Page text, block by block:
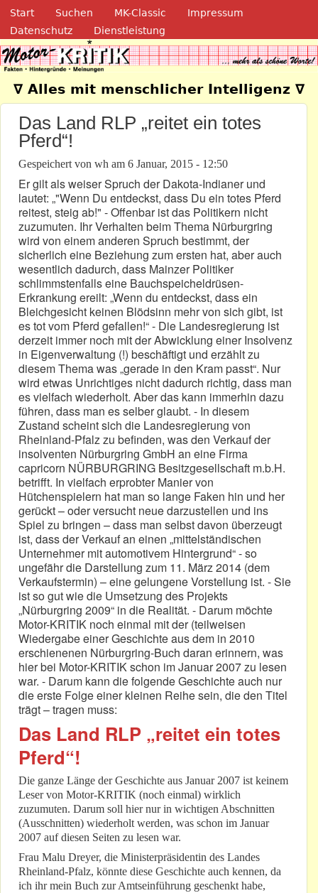
Direkt zum Inhalt
Navigation
Start Suchen MK-Classic
Impressum
Datenschutz
Dienstleistung
Motor-Kritik.de
∇ Alles mit menschlicher Intelligenz ∇
Das Land RLP „reitet ein totes
Pferd“!
Gespeichert von wh am 6 Januar, 2015 - 12:50
Er gilt als weiser Spruch der Dakota-Indianer und
lautet: „"Wenn Du entdeckst, dass Du ein totes Pferd
reitest, steig ab!" - Offenbar ist das Politikern nicht
zuzumuten. Ihr Verhalten beim Thema Nürburgring
wird von einem anderen Spruch bestimmt, der
sicherlich eine Beziehung zum ersten hat, aber auch
wesentlich dadurch, dass Mainzer Politiker
schlimmstenfalls eine Bauchspeicheldrüsen-
Erkrankung ereilt: „Wenn du entdeckst, dass ein
Bleichgesicht keinen Blödsinn mehr von sich gibt, ist
es tot vom Pferd gefallen!“ - Die Landesregierung ist
derzeit immer noch mit der Abwicklung einer Insolvenz
in Eigenverwaltung (!) beschäftigt und erzählt zu
diesem Thema was „gerade in den Kram passt“. Nur
wird etwas Unrichtiges nicht dadurch richtig, dass man
es vielfach wiederholt. Aber das kann immerhin dazu
führen, dass man es selber glaubt. - In diesem
Zustand scheint sich die Landesregierung von
Rheinland-Pfalz zu befinden, was den Verkauf der
insolventen Nürburgring GmbH an eine Firma
capricorn NÜRBURGRING Besitzgesellschaft m.b.H.
betrifft. In vielfach erprobter Manier von
Hütchenspielern hat man so lange Faken hin und her
gerückt – oder versucht neue darzustellen und ins
Spiel zu bringen – dass man selbst davon überzeugt
ist, dass der Verkauf an einen „mittelständischen
Unternehmer mit automotivem Hintergrund“ - so
ungefähr die Darstellung zum 11. März 2014 (dem
Verkaufstermin) – eine gelungene Vorstellung ist. - Sie
ist so gut wie die Umsetzung des Projekts
„Nürburgring 2009“ in die Realität. - Darum möchte
Motor-KRITIK noch einmal mit der (teilweisen
Wiedergabe einer Geschichte aus dem in 2010
erschienenen Nürburgring-Buch daran erinnern, was
hier bei Motor-KRITIK schon im Januar 2007 zu lesen
war. - Darum kann die folgende Geschichte auch nur
die erste Folge einer kleinen Reihe sein, die den Titel
trägt – tragen muss:
Das Land RLP „reitet ein totes
Pferd“!
Die ganze Länge der Geschichte aus Januar 2007 ist keinem
Leser von Motor-KRITIK (noch einmal) wirklich
zuzumuten. Darum soll hier nur in wichtigen Abschnitten
(Ausschnitten) wiederholt werden, was schon im Januar
2007 auf diesen Seiten zu lesen war.
Frau Malu Dreyer, die Ministerpräsidentin des Landes
Rheinland-Pfalz, könnte diese Geschichte auch kennen, da
ich ihr mein Buch zur Amtseinführung geschenkt habe,